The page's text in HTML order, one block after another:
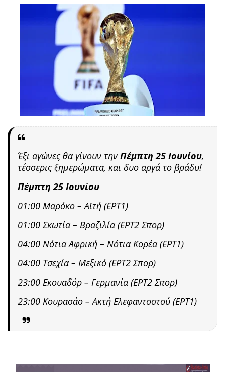
Έξι αγώνες θα γίνουν την Πέμπτη 25 Ιουνίου,
τέσσερις ξημερώματα, και δυο αργά το βράδυ!
Πέμπτη 25 Ιουνίου
01:00 Μαρόκο – Αϊτή (ΕΡΤ1)
01:00 Σκωτία – Βραζιλία (ΕΡΤ2 Σπορ)
04:00 Νότια Αφρική – Νότια Κορέα (ΕΡΤ1)
04:00 Τσεχία – Μεξικό (ΕΡΤ2 Σπορ)
23:00 Εκουαδόρ – Γερμανία (ΕΡΤ2 Σπορ)
23:00 Κουρασάο – Ακτή Ελεφαντοστού (ΕΡΤ1)